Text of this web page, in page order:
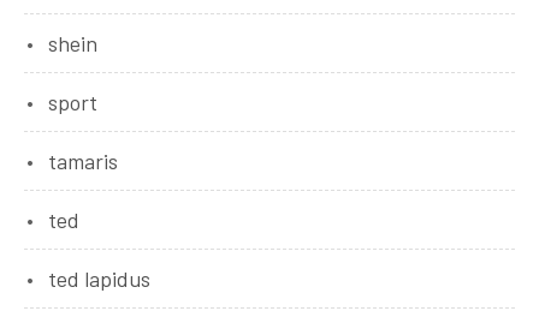
shein
sport
tamaris
ted
ted lapidus